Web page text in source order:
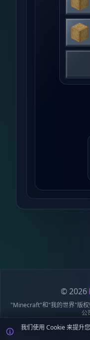
© 2026
"Minecraft"和"我的世界"版
公
隐私
服务
Cookie 站
我们使用 Cookie 来提升